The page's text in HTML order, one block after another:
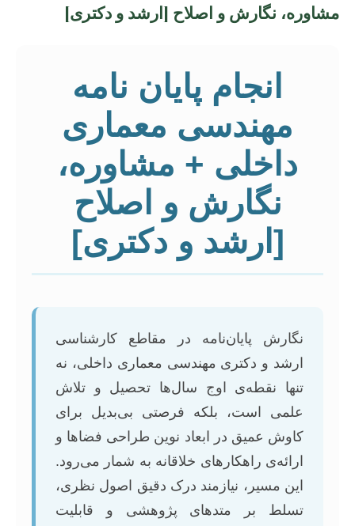
مشاوره، نگارش و اصلاح [ارشد و دکتری]
انجام پایان نامه
مهندسی معماری
داخلی + مشاوره،
نگارش و اصلاح
[ارشد و دکتری]
نگارش پایان‌نامه در مقاطع کارشناسی
ارشد و دکتری مهندسی معماری داخلی، نه
تنها نقطه‌ی اوج سال‌ها تحصیل و تلاش
علمی است، بلکه فرصتی بی‌بدیل برای
کاوش عمیق در ابعاد نوین طراحی فضاها و
ارائه‌ی راهکارهای خلاقانه به شمار می‌رود.
این مسیر، نیازمند درک دقیق اصول نظری،
تسلط بر متدهای پژوهشی و قابلیت